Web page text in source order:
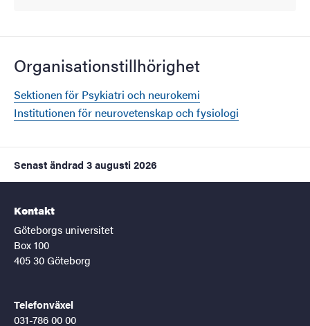
Organisationstillhörighet
Sektionen för Psykiatri och neurokemi
Institutionen för neurovetenskap och fysiologi
Senast ändrad 3 augusti 2026
Kontakt
Göteborgs universitet
Box 100
405 30 Göteborg
Telefonväxel
031-786 00 00